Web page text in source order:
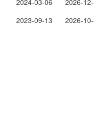
2024-03-06
2026-12-
2023-09-13 2026-10-